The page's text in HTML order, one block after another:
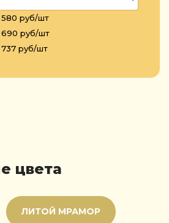
580 руб/шт
690 руб/шт
737 руб/шт
цвета
ЛИТОЙ МРАМОР